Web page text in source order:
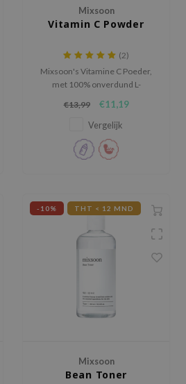
Mixsoon
Vitamin C Powder
(2)
Mixsoon's Vitamine C Poeder,
met 100% onverdund L-
mengen in huid- en
haarverzorgingsproducten in
verschillende verhoudingen.
€13,99 €11,19
Vergelijk
-10% THT < 12 MND
Mixsoon
Bean Toner